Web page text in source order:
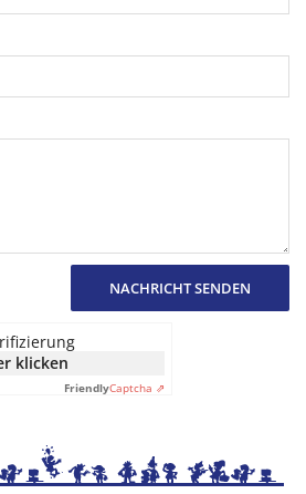
NACHRICHT SENDEN
klicken
FriendlyCaptcha ⇗